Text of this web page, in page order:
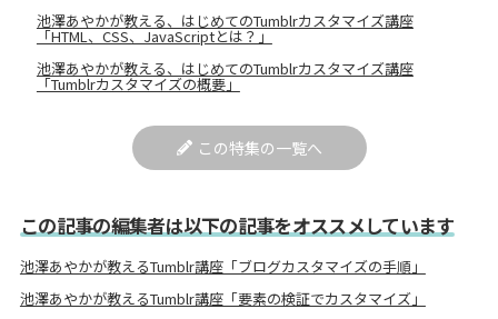
池澤あやかが教える、はじめてのTumblrカスタマイズ講座
「HTML、CSS、JavaScriptとは？」
池澤あやかが教える、はじめてのTumblrカスタマイズ講座
「Tumblrカスタマイズの概要」
この特集の一覧へ
この記事の編集者は以下の記事をオススメしています
池澤あやかが教えるTumblr講座「ブログカスタマイズの手順」
池澤あやかが教えるTumblr講座「要素の検証でカスタマイズ」